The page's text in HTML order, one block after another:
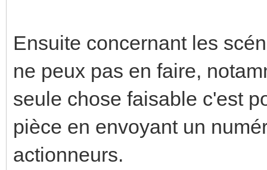
Ensuite concernant les
ne peux pas en faire,
seule chose faisable c'est
pièce en envoyant un
actionneurs.